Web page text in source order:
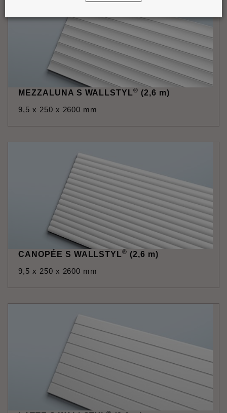
MEZZALUNA S WALLSTYL® (2,6 m)
9,5 x 250 x 2600 mm
CANOPÉE S WALLSTYL® (2,6 m)
9,5 x 250 x 2600 mm